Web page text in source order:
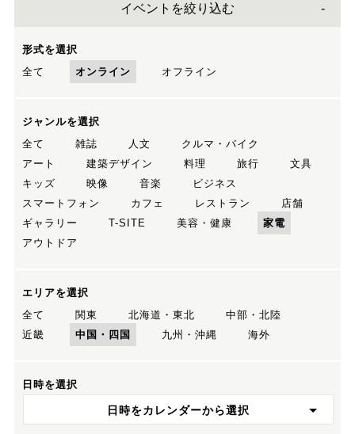
イベントを絞り込む
形式を選択
全て
オンライン オフライン
ジャンルを選択
全て
雑誌 人文
クルマ・バイク
アート
建築デザイン 料理 旅行
文具
キッズ
映像 音楽
ビジネス
スマートフォン
カフェ レストラン
店舗
ギャラリー
T-SITE 美容・健康
家電
アウトドア
エリアを選択
全て
関東 北海道・東北
中部・北陸
近畿
中国・四国 九州・沖縄 海外
日時を選択
日時をカレンダーから選択